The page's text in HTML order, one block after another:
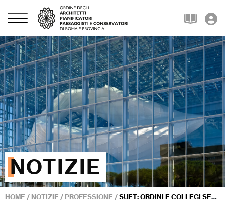
NOTIZIE
HOME / NOTIZIE / PROFESSIONE /SUET: ORDINI E COLLEGI SEGNALANO FORTI CRITICITÀ